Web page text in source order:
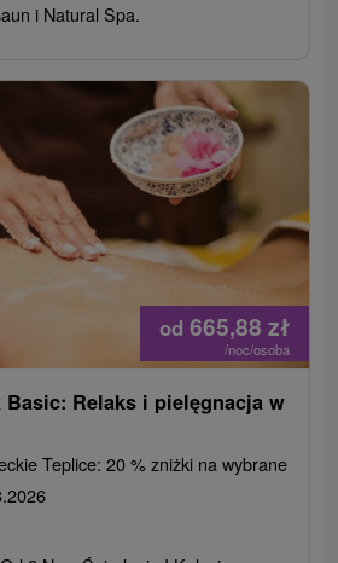
i Natural Spa.
od 665,88 zł
/noc/osoba
Basic: Relaks i pielęgnacja w
Teplice: 20 % zniżki na wybrane